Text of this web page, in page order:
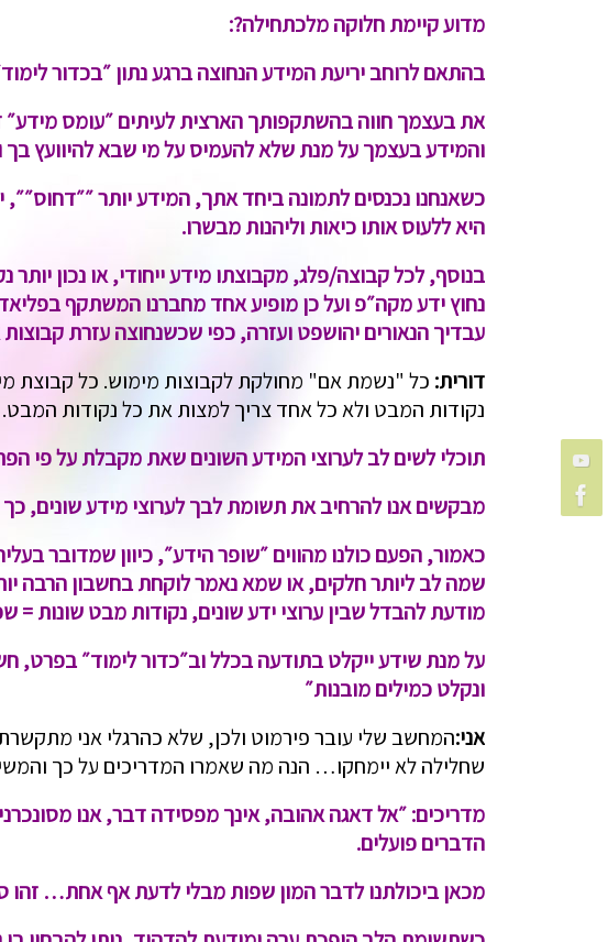
מדוע קיימת חלוקה מלכתחילה?:
בהתאם לרוחב יריעת המידע הנחוצה ברגע נתון ״בכדור
את בעצמך חווה בהשתקפותך הארצית לעיתים ״עומס
והמידע בעצמך על מנת שלא להעמיס על מי שבא להיוועץ
כשאנחנו נכנסים לתמונה ביחד אתך, המידע יותר ״״דחוס״״,
היא ללעוס אותו כיאות וליהנות מבשרו.
בנוסף, לכל קבוצה/פלג, מקבוצתו מידע ייחודי, או נכון
נחוץ ידע מקה״פ ועל כן מופיע אחד מחברנו המשתקף
עבדיך הנאורים יהושפט ועזרה, כפי שכשנחוצה עזרת
דורית: כל "נשמת אם" מחולקת לקבוצות מימוש. כל קבוצת
נקודות המבט ולא כל אחד צריך למצות את כל נקודות
תוכלי לשים לב לערוצי המידע השונים שאת מקבלת על פי
מבקשים אנו להרחיב את תשומת לבך לערוצי מידע שונים,
כאמור, הפעם כולנו מהווים ״שופר הידע״, כיוון שמדובר
שמה לב ליותר חלקים, או שמא נאמר לוקחת בחשבון הרבה
מודעת להבדל שבין ערוצי ידע שונים, נקודות מבט שונות =
על מנת שידע ייקלט בתודעה בכלל וב״כדור לימוד״ בפרט,
ונקלט כמילים מובנות״
אני:המחשב שלי עובר פירמוט ולכן, שלא כהרגלי אני
שחלילה לא יימחקו… הנה מה שאמרו המדריכים על כך
מדריכים:״אל דאגה אהובה, אינך מפסידה דבר, אנו
הדברים פועלים.
מכאן ביכולתנו לדבר המון שפות מבלי לדעת אף אחת… זהו